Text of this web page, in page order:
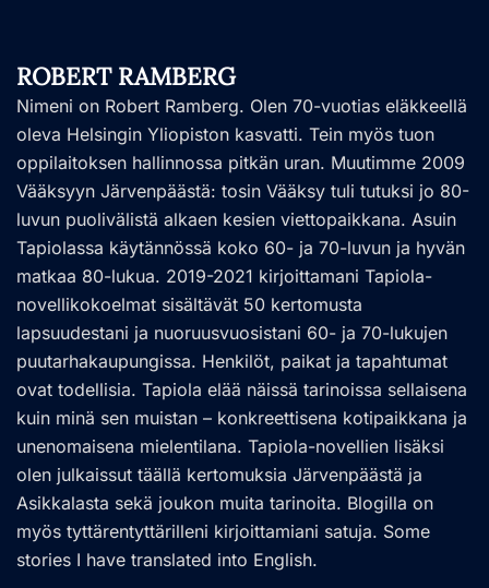
ROBERT RAMBERG
Nimeni on Robert Ramberg. Olen 70-vuotias eläkkeellä
oleva Helsingin Yliopiston kasvatti. Tein myös tuon
oppilaitoksen hallinnossa pitkän uran. Muutimme 2009
Vääksyyn Järvenpäästä: tosin Vääksy tuli tutuksi jo 80-
luvun puolivälistä alkaen kesien viettopaikkana. Asuin
Tapiolassa käytännössä koko 60- ja 70-luvun ja hyvän
matkaa 80-lukua. 2019-2021 kirjoittamani Tapiola-
novellikokoelmat sisältävät 50 kertomusta
lapsuudestani ja nuoruusvuosistani 60- ja 70-lukujen
puutarhakaupungissa. Henkilöt, paikat ja tapahtumat
ovat todellisia. Tapiola elää näissä tarinoissa sellaisena
kuin minä sen muistan – konkreettisena kotipaikkana ja
unenomaisena mielentilana. Tapiola-novellien lisäksi
olen julkaissut täällä kertomuksia Järvenpäästä ja
Asikkalasta sekä joukon muita tarinoita. Blogilla on
myös tyttärentyttärilleni kirjoittamiani satuja. Some
stories I have translated into English.